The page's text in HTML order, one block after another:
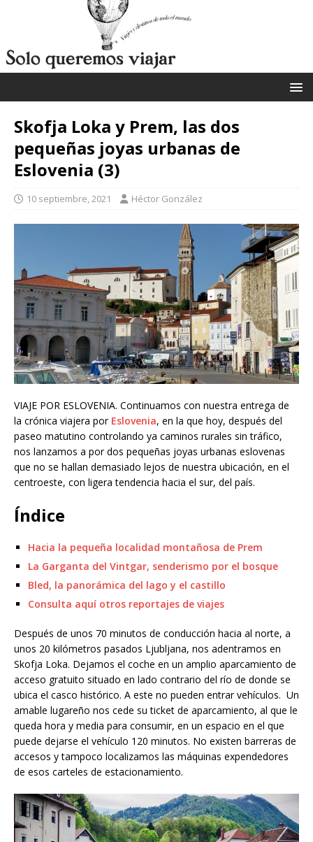
Skofja Loka y Prem, las dos
pequeñas joyas urbanas de
Eslovenia (3)
10 septiembre, 2021 Héctor González
VIAJE POR ESLOVENIA. Continuamos con nuestra entrega de
la crónica viajera por Eslovenia, en la que hoy, después del
paseo matutino controlando ya caminos rurales sin tráfico,
nos lanzamos a por dos pequeñas joyas urbanas eslovenas
que no se hallan demasiado lejos de nuestra ubicación, en el
centroeste, con ligera tendencia hacia el sur, del país.
Índice
Hacia la pequeña localidad montañosa de Prem
La Garganta del Vintgar, senderismo por el bosque
Bled, la panorámica del lago y el castillo
Consulta aquí otros reportajes de viajes
Después de unos 70 minutos de conducción hacia al norte, a
unos 20 kilómetros pasados Ljubljana, nos adentramos en
Skofja Loka. Dejamos el coche en un amplio aparcamiento de
acceso gratuito situado en lado contrario del río de donde se
ubica el casco histórico. A este no pueden entrar vehículos. Un
amable lugareño nos cede su ticket de aparcamiento, al que le
queda hora y media para consumir, en un espacio en el que
puede dejarse el vehículo 120 minutos. No existen barreras de
accesos y tampoco localizamos las máquinas expendedores
de esos carteles de estacionamiento.